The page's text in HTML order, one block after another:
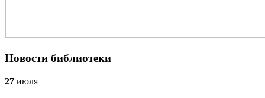
Новости библиотеки
27 июля